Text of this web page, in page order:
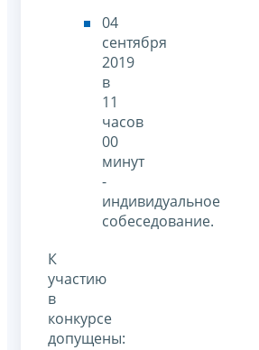
04
сентября
2019
в
11
часов
00
минут
-
индивидуальное
собеседование.
К
участию
в
конкурсе
допущены: